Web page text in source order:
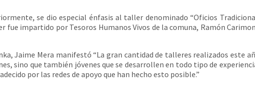
se dio especial énfasis al taller denominado “Oficios
impartido por Tesoros Humanos Vivos de la comuna, Ramón
Jaime Mera manifestó “La gran cantidad de talleres realizados este
sino que también jóvenes que se desarrollen en todo tipo de
por las redes de apoyo que han hecho esto posible.”